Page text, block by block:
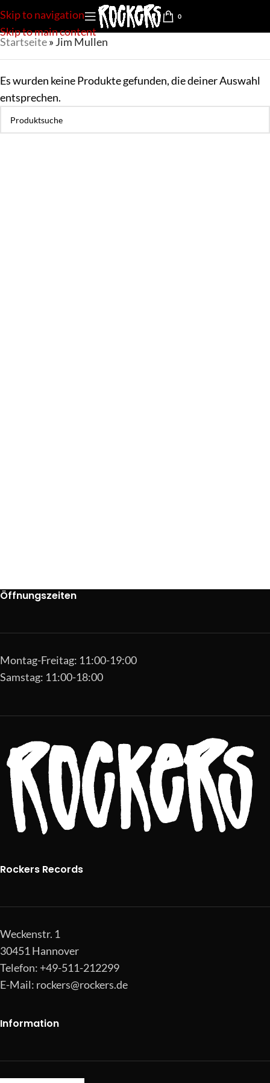
Skip to navigation
Skip to main content
0
Startseite» Jim Mullen
Es wurden keine Produkte gefunden, die deiner Auswahl
entsprechen.
Öffnungszeiten
Montag-Freitag: 11:00-19:00
Samstag: 11:00-18:00
Rockers Records
Weckenstr. 1
30451 Hannover
Telefon: +49-511-212299
E-Mail: rockers@rockers.de
Information